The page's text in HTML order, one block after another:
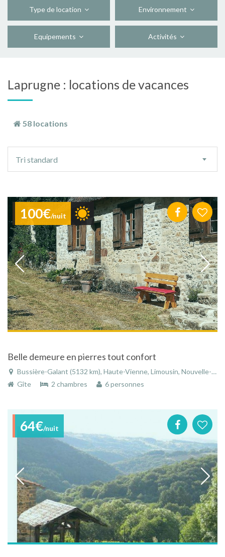
Type de location Environnement
Equipements Activités
Laprugne : locations de vacances
58 locations
tri
Tri standard
100€/nuit
Belle demeure en pierres tout confort
Bussière-Galant (5132 km), Haute-Vienne, Limousin, Nouvelle-Aquitaine, France
Gîte
2 chambres 6 personnes
64€/nuit